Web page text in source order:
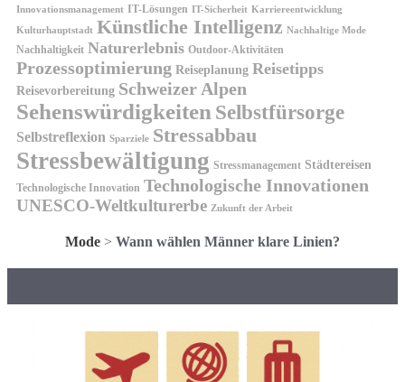
Innovationsmanagement IT-Lösungen IT-Sicherheit Karriereentwicklung
Kulturhauptstadt Künstliche Intelligenz Nachhaltige Mode
Nachhaltigkeit Naturerlebnis Outdoor-Aktivitäten
Prozessoptimierung Reiseplanung Reisetipps
Reisevorbereitung Schweizer Alpen
Sehenswürdigkeiten Selbstfürsorge
Selbstreflexion Sparziele Stressabbau
Stressbewältigung Stressmanagement Städtereisen
Technologische Innovation Technologische Innovationen
UNESCO-Weltkulturerbe Zukunft der Arbeit
Mode > Wann wählen Männer klare Linien?